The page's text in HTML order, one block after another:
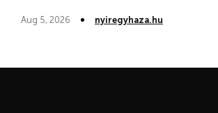
Aug 5, 2026 nyiregyhaza.hu